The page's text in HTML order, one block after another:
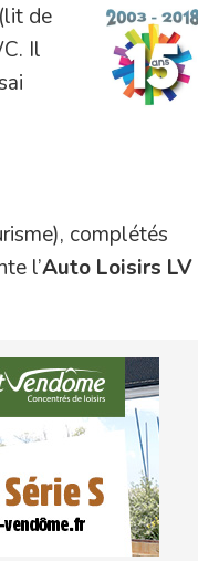
de
Il
complétés
l’Auto Loisirs LV